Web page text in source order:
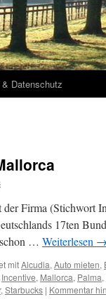
Datenschutz
Firma (Stichwort
17ten
… Weiterlesen →
mitAlcudia, Auto mieten,
Incentive, Mallorca, Palma,
, Starbucks | Kommentar